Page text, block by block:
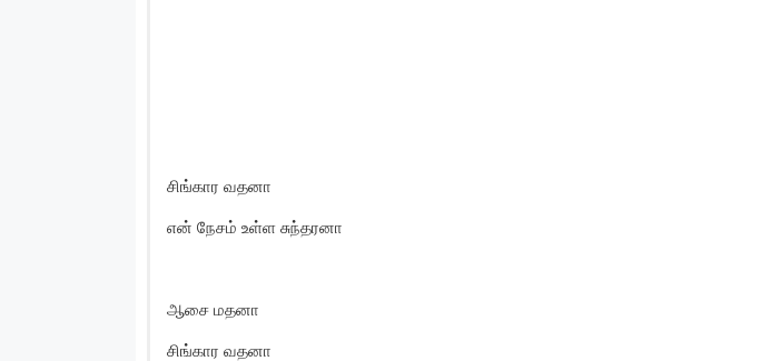
சிங்கார வதனா
என் நேசம் உள்ள சுந்தரனா
ஆசை மதனா
சிங்கார வதனா